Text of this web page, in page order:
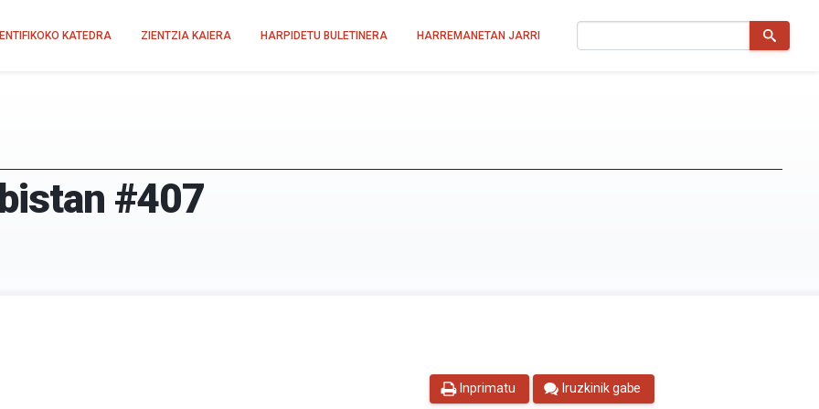
KATEDRA ZIENTZIA KAIERA HARPIDETU BULETINERA HARREMANETAN JARRI
#407
Inprimatu Iruzkinik gabe